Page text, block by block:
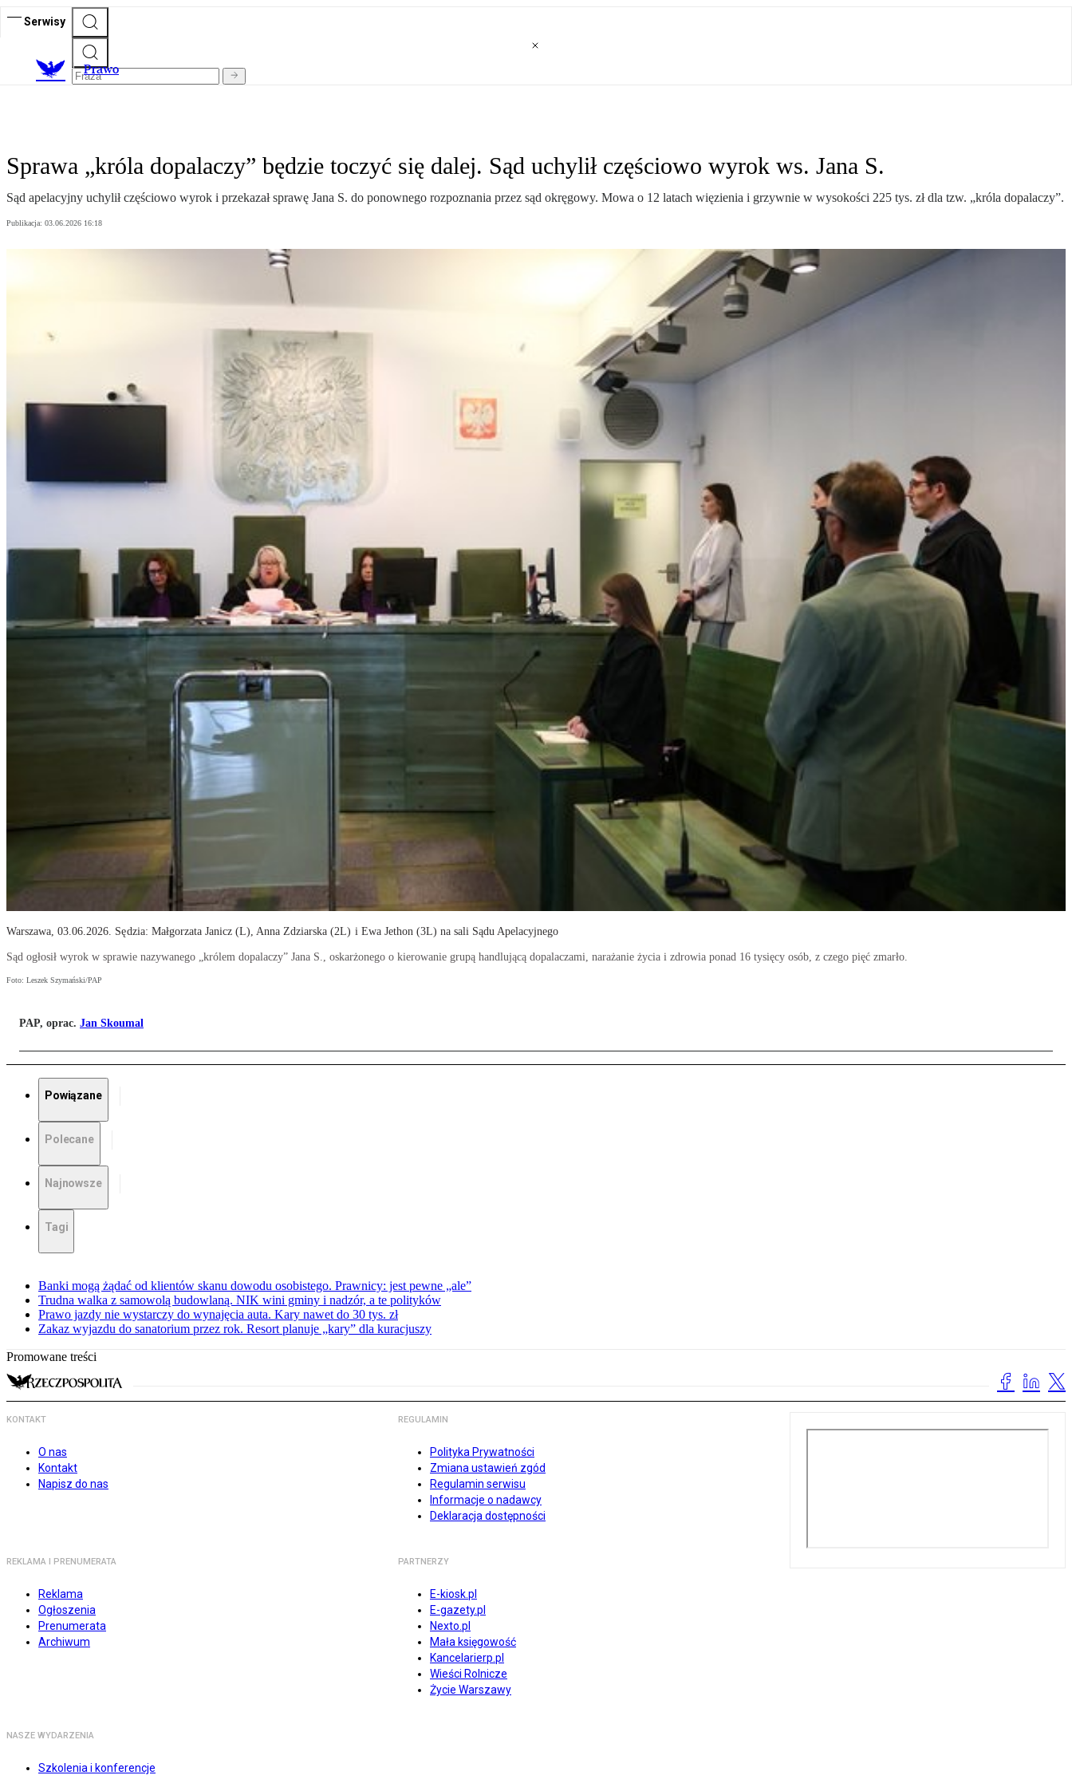
Serwisy
Prawo
Sprawa „króla dopalaczy” będzie toczyć się dalej. Sąd uchylił częściowo wyrok ws. Jana S.
Sąd apelacyjny uchylił częściowo wyrok i przekazał sprawę Jana S. do ponownego rozpoznania przez sąd okręgowy. Mowa o 12 latach więzienia i grzywnie w wysokości 225 tys. zł dla tzw. „króla dopalaczy”.
Publikacja: 03.06.2026 16:18
Warszawa, 03.06.2026. Sędzia: Małgorzata Janicz (L), Anna Zdziarska (2L) i Ewa Jethon (3L) na sali Sądu Apelacyjnego
Sąd ogłosił wyrok w sprawie nazywanego „królem dopalaczy” Jana S., oskarżonego o kierowanie grupą handlującą dopalaczami, narażanie życia i zdrowia ponad 16 tysięcy osób, z czego pięć zmarło.
Foto: Leszek Szymański/PAP
PAP, oprac. Jan Skoumal
Powiązane
Polecane
Najnowsze
Tagi
Banki mogą żądać od klientów skanu dowodu osobistego. Prawnicy: jest pewne „ale”
Trudna walka z samowolą budowlaną. NIK wini gminy i nadzór, a te polityków
Prawo jazdy nie wystarczy do wynajęcia auta. Kary nawet do 30 tys. zł
Zakaz wyjazdu do sanatorium przez rok. Resort planuje „kary” dla kuracjuszy
Promowane treści
KONTAKT
O nas
Kontakt
Napisz do nas
REGULAMIN
Polityka Prywatności
Zmiana ustawień zgód
Regulamin serwisu
Informacje o nadawcy
Deklaracja dostępności
REKLAMA I PRENUMERATA
Reklama
Ogłoszenia
Prenumerata
Archiwum
PARTNERZY
E-kiosk.pl
E-gazety.pl
Nexto.pl
Mała księgowość
Kancelarierp.pl
Wieści Rolnicze
Życie Warszawy
NASZE WYDARZENIA
Szkolenia i konferencje